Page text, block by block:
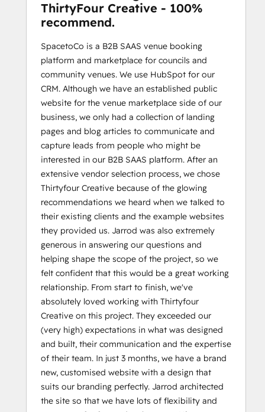
ThirtyFour Creative - 100%
recommend.
SpacetoCo is a B2B SAAS venue booking
platform and marketplace for councils and
community venues. We use HubSpot for our
CRM. Although we have an established public
website for the venue marketplace side of our
business, we only had a collection of landing
pages and blog articles to communicate and
capture leads from people who might be
interested in our B2B SAAS platform. After an
extensive vendor selection process, we chose
Thirtyfour Creative because of the glowing
recommendations we heard when we talked to
their existing clients and the example websites
they provided us. Jarrod was also extremely
generous in answering our questions and
helping shape the scope of the project, so we
felt confident that this would be a great working
relationship. From start to finish, we've
absolutely loved working with Thirtyfour
Creative on this project. They exceeded our
(very high) expectations in what was designed
and built, their communication and the expertise
of their team. In just 3 months, we have a brand
new, customised website with a design that
suits our branding perfectly. Jarrod architected
the site so that we have lots of flexibility and